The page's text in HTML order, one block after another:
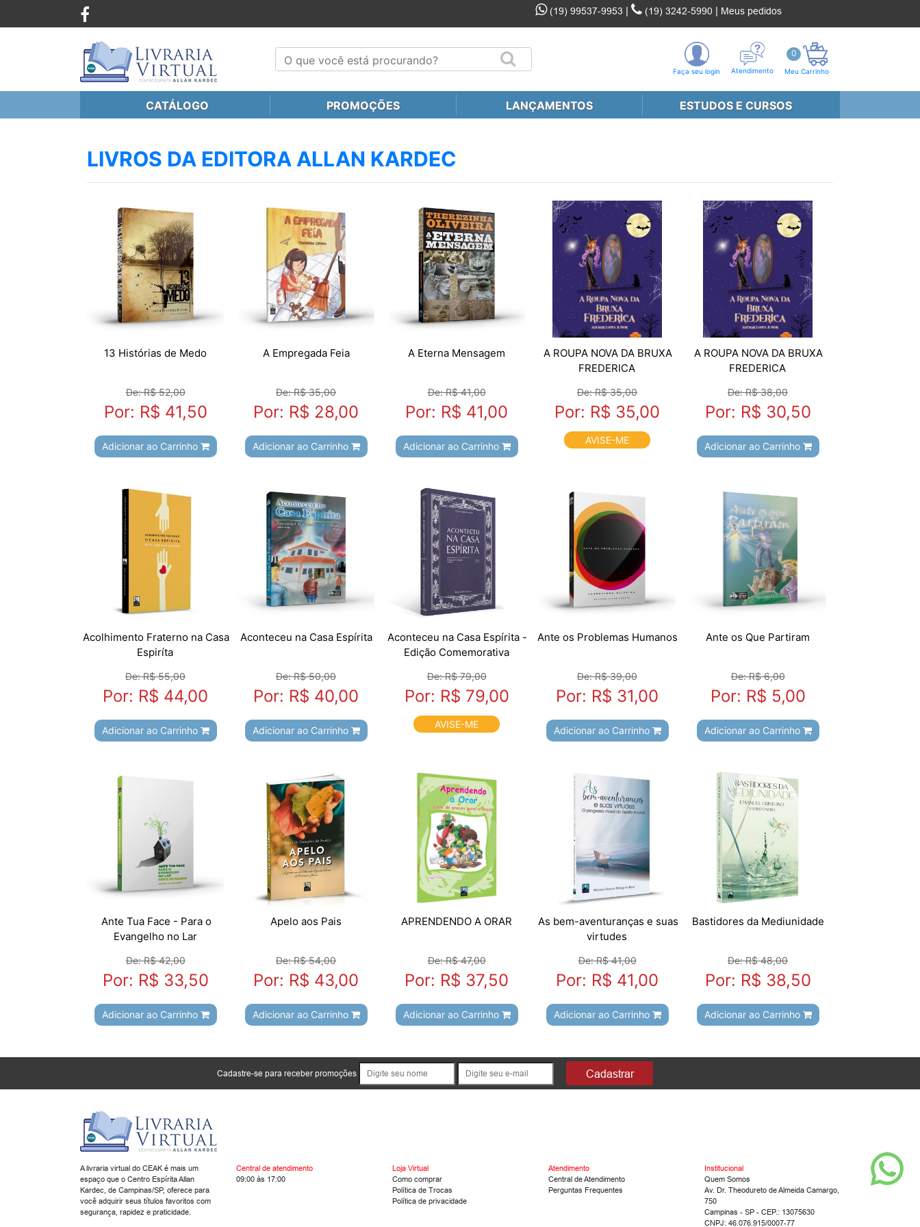
(19) 99537-9953 | (19) 3242-5990 | Meus pedidos
Faça seu login Atendimento
0
Meu Carrinho
CATÁLOGO PROMOÇÕES LANÇAMENTOS ESTUDOS E CURSOS
LIVROS DA EDITORA ALLAN KARDEC
13 Histórias de Medo
De: R$ 52,00
Por: R$ 41,50
Adicionar ao Carrinho
A Empregada Feia
De: R$ 35,00
Por: R$ 28,00
Adicionar ao Carrinho
A Eterna Mensagem
De: R$ 41,00
Por: R$ 41,00
Adicionar ao Carrinho
A ROUPA NOVA DA BRUXA
FREDERICA
De: R$ 35,00
Por: R$ 35,00
AVISE-ME
A ROUPA NOVA DA BRUXA
FREDERICA
De: R$ 38,00
Por: R$ 30,50
Adicionar ao Carrinho
Acolhimento Fraterno na Casa
Espiríta
De: R$ 55,00
Por: R$ 44,00
Adicionar ao Carrinho
Aconteceu na Casa Espírita
De: R$ 50,00
Por: R$ 40,00
Adicionar ao Carrinho
Aconteceu na Casa Espírita -
Edição Comemorativa
De: R$ 79,00
Por: R$ 79,00
AVISE-ME
Ante os Problemas Humanos
De: R$ 39,00
Por: R$ 31,00
Adicionar ao Carrinho
Ante os Que Partiram
De: R$ 6,00
Por: R$ 5,00
Adicionar ao Carrinho
Ante Tua Face - Para o
Evangelho no Lar
De: R$ 42,00
Por: R$ 33,50
Adicionar ao Carrinho
Apelo aos Pais
De: R$ 54,00
Por: R$ 43,00
Adicionar ao Carrinho
APRENDENDO A ORAR
De: R$ 47,00
Por: R$ 37,50
Adicionar ao Carrinho
As bem-aventuranças e suas
virtudes
De: R$ 41,00
Por: R$ 41,00
Adicionar ao Carrinho
Bastidores da Mediunidade
De: R$ 48,00
Por: R$ 38,50
Adicionar ao Carrinho
Cadastre-se para receber promoções Cadastrar
A livraria virtual do CEAK é mais um
espaço que o Centro Espírita Allan
Kardec, de Campinas/SP, oferece para
você adquirir seus títulos favoritos com
segurança, rapidez e praticidade.
Central de atendimento
09:00 às 17:00
Loja Virtual
Como comprar
Política de Trocas
Política de privacidade
Atendimento
Central de Atendimento
Perguntas Frequentes
Institucional
Quem Somos
Av. Dr. Theodureto de Almeida Camargo,
750
Campinas - SP - CEP.: 13075630
CNPJ: 46.076.915/0007-77